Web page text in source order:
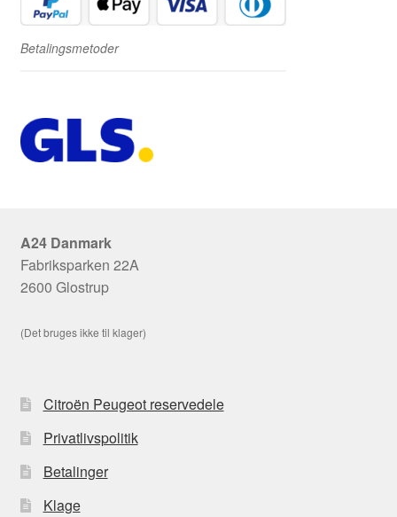
Betalingsmetoder
A24 Danmark
Fabriksparken 22A
2600 Glostrup
(Det bruges ikke til klager)
Citroën Peugeot reservedele
Privatlivspolitik
Betalinger
Klage